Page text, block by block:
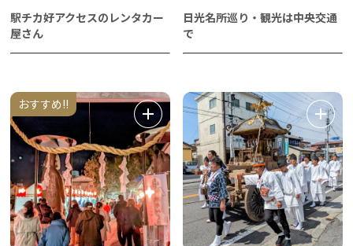
駅チカ好アクセスのレンタカー
屋さん
日光名所巡り・観光は中央交通
で
おすすめ!!